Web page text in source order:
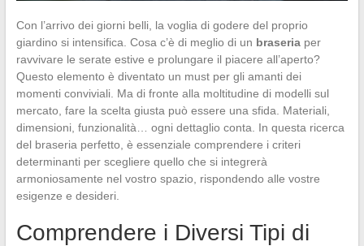
Con l’arrivo dei giorni belli, la voglia di godere del proprio
giardino si intensifica. Cosa c’è di meglio di un braseriaper
ravvivare le serate estive e prolungare il piacere all’aperto?
Questo elemento è diventato un must per gli amanti dei
momenti conviviali. Ma di fronte alla moltitudine di modelli sul
mercato, fare la scelta giusta può essere una sfida. Materiali,
dimensioni, funzionalità… ogni dettaglio conta. In questa ricerca
del braseria perfetto, è essenziale comprendere i criteri
determinanti per scegliere quello che si integrerà
armoniosamente nel vostro spazio, rispondendo alle vostre
esigenze e desideri.
Comprendere i Diversi Tipi di